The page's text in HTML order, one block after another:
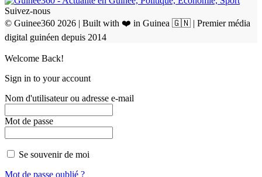
Suivez-nous
© Guinee360 2026 | Built with ❤️ in Guinea 🇬🇳 | Premier média
digital guinéen depuis 2014
Welcome Back!
Sign in to your account
Nom d'utilisateur ou adresse e-mail
Mot de passe
Se souvenir de moi
Mot de passe oublié ?